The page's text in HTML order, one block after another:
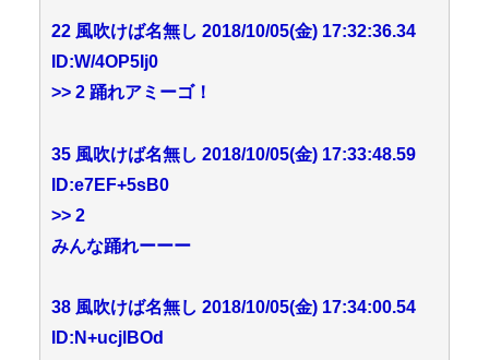
22 風吹けば名無し 2018/10/05(金) 17:32:36.34
ID:W/4OP5Ij0
>> 2 踊れアミーゴ！
35 風吹けば名無し 2018/10/05(金) 17:33:48.59
ID:e7EF+5sB0
>> 2
みんな踊れーーー
38 風吹けば名無し 2018/10/05(金) 17:34:00.54
ID:N+ucjlBOd